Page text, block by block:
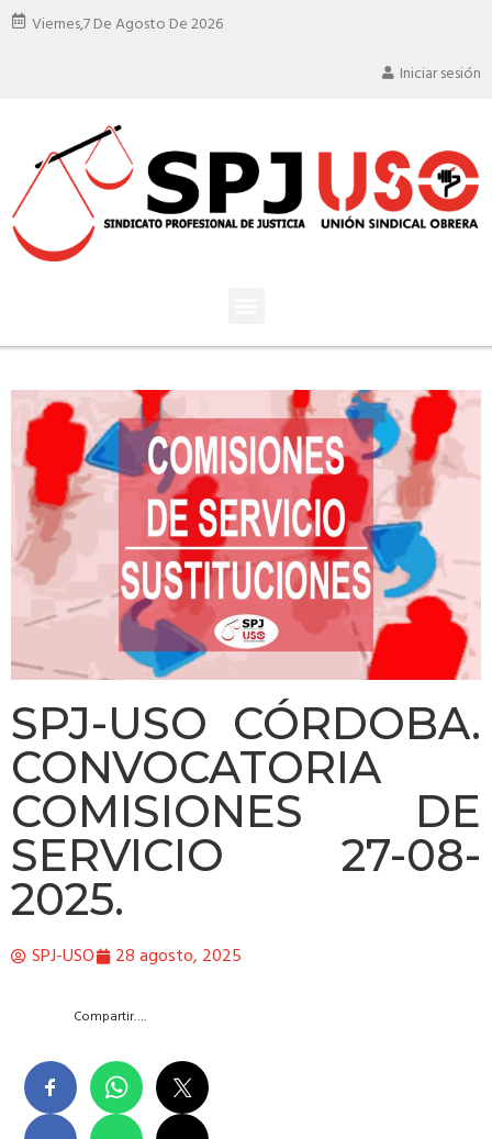
Viernes,7 De Agosto De 2026
Iniciar sesión
SPJ-USO CÓRDOBA.
CONVOCATORIA
COMISIONES DE
SERVICIO 27-08-
2025.
SPJ-USO 28 agosto, 2025
Compartir….